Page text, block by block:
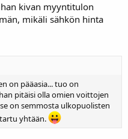
kivan myyntitulon
mikäli sähkön hinta
on pääasia... tuo on
pitäisi olla omien voittojen
on semmosta ulkopuolisten
yhtään.